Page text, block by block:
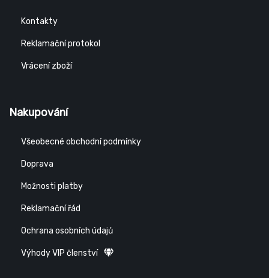
Kontakty
Reklamační protokol
Vrácení zboží
Nakupování
Všeobecné obchodní podmínky
Doprava
Možnosti platby
Reklamační řád
Ochrana osobních údajů
Výhody VIP členství